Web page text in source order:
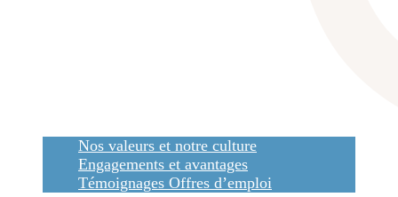
Nos valeurs et notre culture
Engagements et avantages
Témoignages Offres d’emploi